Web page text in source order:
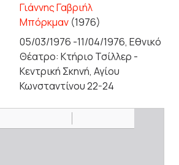
Γιάννης Γαβριήλ
Μπόρκμαν (1976)
05/03/1976 -11/04/1976, Εθνικό
Θέατρο: Κτήριο Τσίλλερ -
Κεντρική Σκηνή, Αγίου
Κωνσταντίνου 22-24